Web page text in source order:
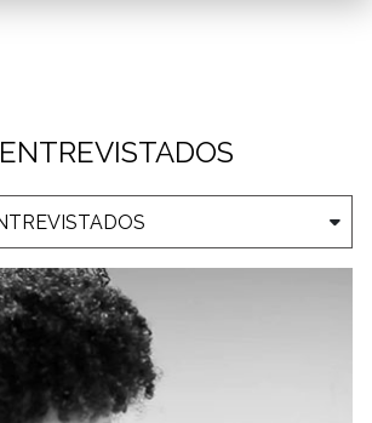
ENTREVISTADOS